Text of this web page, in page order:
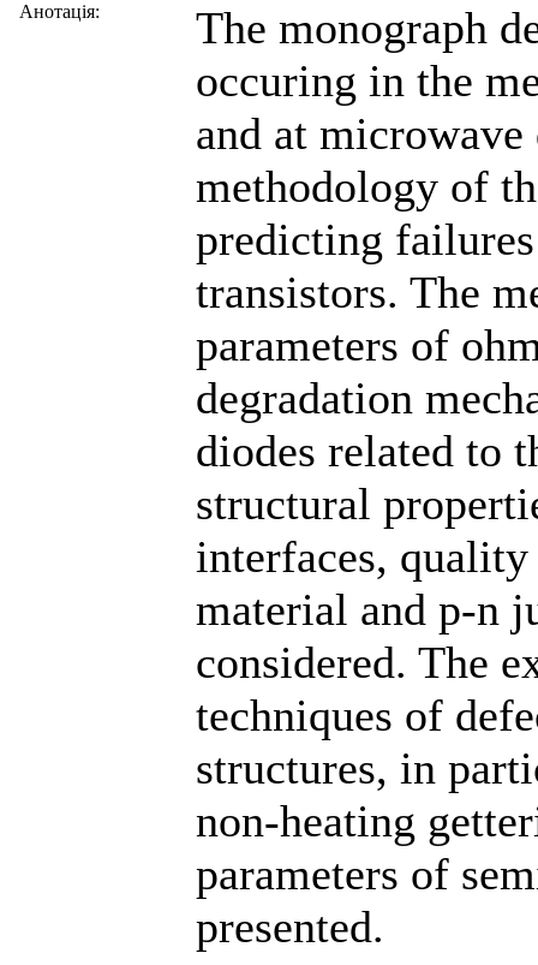
Анотація:
The monograph
occuring in the
and at
methodology of
predicting
transistors. The
parameters of
degradation
diodes related to
structural
interfaces,
material and p-n
considered. The
techniques of
structures, in
non-heating
parameters of
presented.